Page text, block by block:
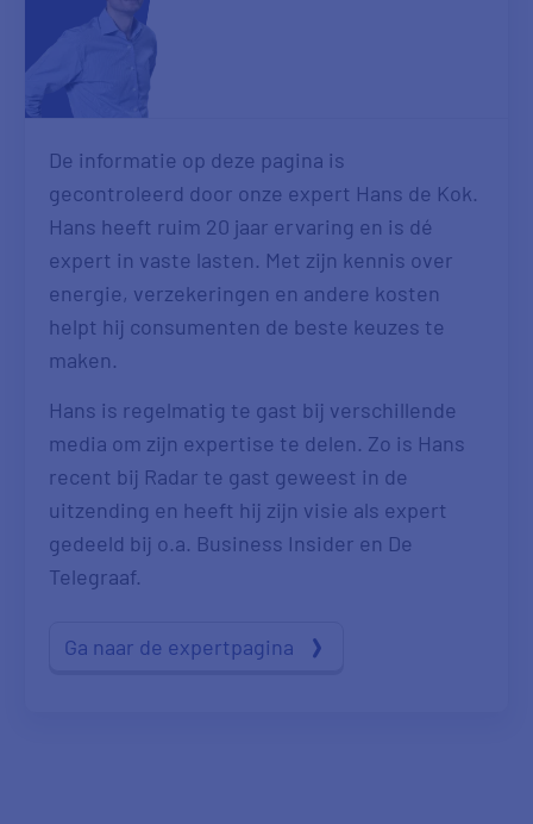
De informatie op deze pagina is
gecontroleerd door onze expert Hans de Kok.
Hans heeft ruim 20 jaar ervaring en is dé
expert in vaste lasten. Met zijn kennis over
energie, verzekeringen en andere kosten
helpt hij consumenten de beste keuzes te
maken.
Hans is regelmatig te gast bij verschillende
media om zijn expertise te delen. Zo is Hans
recent bij Radar te gast geweest in de
uitzending en heeft hij zijn visie als expert
gedeeld bij o.a. Business Insider en De
Telegraaf.
Ga naar de expertpagina